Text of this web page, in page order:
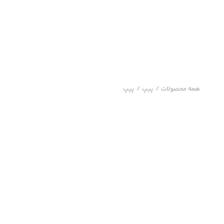
همه محصولات / پیپ / پیپ